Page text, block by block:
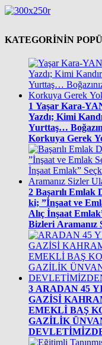
KATEGORİNİN
1 Yaşar Kara-
Yazdı; Kimi Kandırıyorsunuz! Ne Devlet Uyur, Ne de
Yurttaş…
Korkuya Gerek
2 Başarılı Emlak
ki; ”İnşaat ve Emlak Sektörünün Gözde Adresi Gökhan
Alıç İnşaat
Bizleri Aramanız
3 ARADAN 45
GAZİSİ
EMEKLİ BAŞ
GAZİLİK